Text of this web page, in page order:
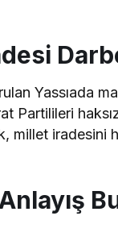
Yassıada
Partilileri
millet iradesini